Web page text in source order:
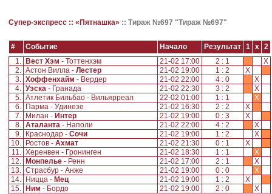
Супер-экспресс :: «Пятнашка» :: Тираж №697 "Тираж №697"
# Событие Начало Результат 1 x
2
1.
Вест Хэм - Тоттенхэм 21-02 17:00 2 : 1
X
2. Астон Вилла - Лестер 21-02 19:00 1 : 2
X
3. Хоффенхайм - Вердер 21-02 22:00 4 : 0
X
4. Уэска - Гранада 21-02 22:30 3 : 2
X
5. Атлетик Бильбао - Вильярреал 22-02 01:00 1 : 1
X
6.
Парма - Удинезе 21-02 16:30 2 : 2
X
7.
Милан - Интер 21-02 19:00 0 : 3
X
8. Аталанта - Наполи 21-02 22:00 4 : 2
X
9.
Краснодар - Сочи 21-02 19:00 1 : 2
X
10.
Ростов - Ахмат 21-02 21:30 0 : 1
X
11. Херенвен - Гронинген 21-02 18:30 1 : 1
X
12.
Монпелье - Ренн 21-02 17:00 2 : 1
X
13. Страсбур - Анже 21-02 19:00 0 : 0
X
14.
Ницца - Мец 21-02 19:00 1 : 2
X
15.
Ним - Бордо 21-02 19:00 2 : 0
X